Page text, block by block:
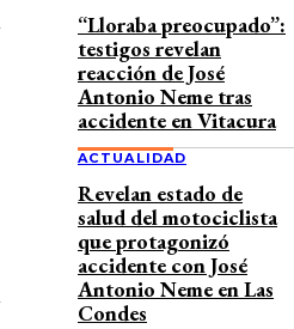
“Lloraba preocupado”:
testigos revelan
reacción de José
Antonio Neme tras
accidente en Vitacura
ACTUALIDAD
Revelan estado de
salud del motociclista
que protagonizó
accidente con José
Antonio Neme en Las
Condes